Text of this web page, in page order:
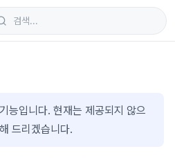
기능입니다. 현재는 제공되지 않으
드리겠습니다.